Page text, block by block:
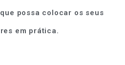
possa colocar os seus
em prática.